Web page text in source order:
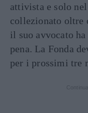
attivista e solo
collezionato oltre
il suo avvocato
pena. La Fonda
per i prossimi tre